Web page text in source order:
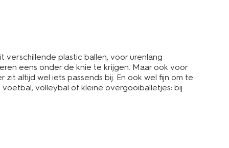
verschillende plastic ballen, voor urenlang
eens onder de knie te krijgen. Maar ook voor
altijd wel iets passends bij. En ook wel fijn om te
volleybal of kleine overgooiballetjes: bij